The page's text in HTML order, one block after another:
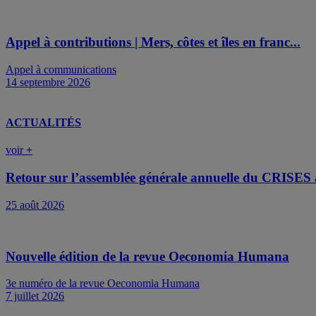
Appel à contributions | Mers, côtes et îles en franc...
Appel à communications
14 septembre 2026
ACTUALITÉS
voir +
Retour sur l’assemblée générale annuelle du CRISES
25 août 2026
Nouvelle édition de la revue Oeconomia Humana
3e numéro de la revue Oeconomia Humana
7 juillet 2026